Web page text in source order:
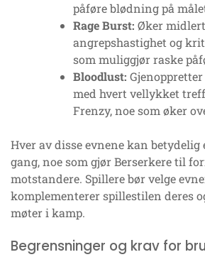
påføre blødning på
Rage Burst: Øker
angrepshastighet og
som muliggjør raske
Bloodlust:
med hvert vellykket
Frenzy, noe som øker
Hver av disse evnene kan betydelig
gang, noe som gjør Berserkere til
motstandere. Spillere bør velge
komplementerer spillestilen deres
møter i kamp.
Begrensninger og krav for